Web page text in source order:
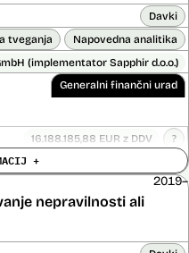
Davki
tveganja Napovedna analitika
(implementator Sapphir d.o.o.)
Generalni finančni urad
16.188.185,88 EUR z DDV ?
+
nepravilnosti ali
2019–